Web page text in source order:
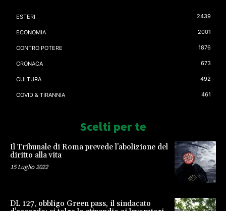
ESTERI 2439
ECONOMIA 2001
CONTRO POTERE 1876
CRONACA 673
CULTURA 492
COVID & TIRANNIA 461
Scelti per te
Il Tribunale di Roma prevede l’abolizione del
diritto alla vita
15 Luglio 2022
DL 127, obbligo Green pass, il sindacato